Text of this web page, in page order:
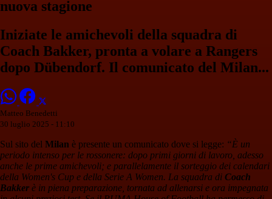
nuova stagione
Iniziate le amichevoli della squadra di
Coach Bakker, pronta a volare a Rangers
dopo Dübendorf. Il comunicato del Milan...
Matteo Benedetti
30 luglio 2025 - 11:10
Sul sito del Milan è presente un comunicato dove si legge: “È un
periodo intenso per le rossonere: dopo primi giorni di lavoro, adesso
anche le prime amichevoli; e parallelamente il sorteggio dei calendari
della Women's Cup e della Serie A Women. La squadra di Coach
Bakker è in piena preparazione, tornata ad allenarsi e ora impegnata